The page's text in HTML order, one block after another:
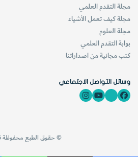
مجلة التقدم العلمي
مجلة كيف تعمل الأشياء
مجلة العلوم
بوابة التقدم العلمي
كتب مجانية من اصداراتنا
وسائل التواصل الاجتماعي
© حقوق الطبع محفوظة 2026